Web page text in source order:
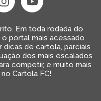
Em toda rodada do
o portal mais acessado
de cartola, parciais
dos mais escalados
competir, e muito mais
Cartola FC!